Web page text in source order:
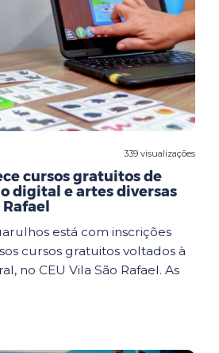
339 visualizações
cursos gratuitos de
digital e artes diversas
Rafael
está com inscrições
cursos gratuitos voltados à
no CEU Vila São Rafael. As